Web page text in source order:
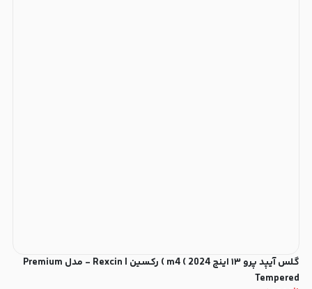
گلس آیپد پرو ۱۳ اینچ m4 ( 2024 ) رکسین | Rexcin - مدل Premium
Tempered